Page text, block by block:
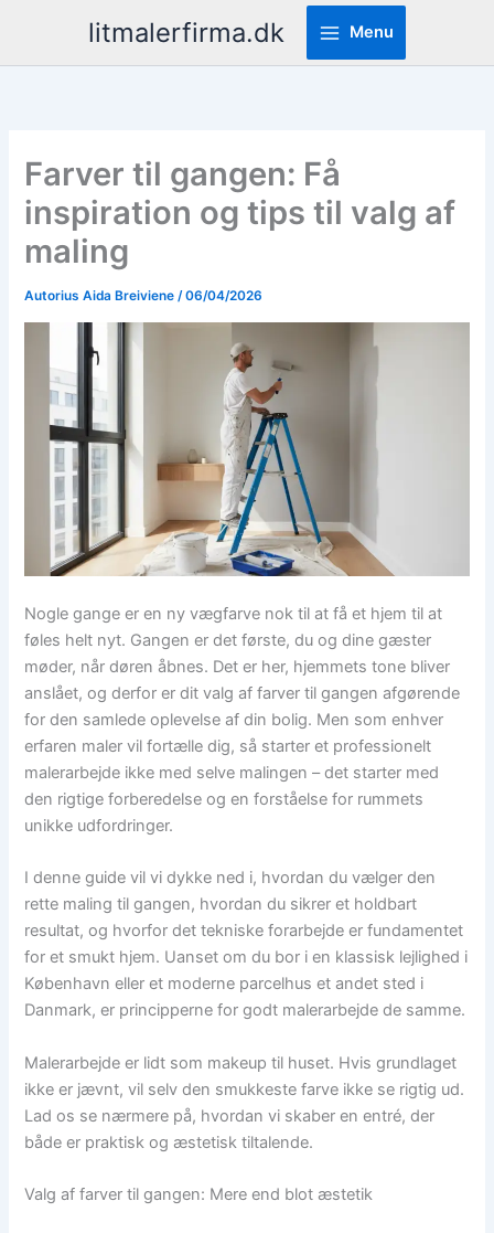
turinio
litmalerfirma.dk Menu
Farver til gangen: Få
inspiration og tips til valg af
maling
Autorius Aida Breiviene/06/04/2026
Nogle gange er en ny vægfarve nok til at få et hjem til at
føles helt nyt. Gangen er det første, du og dine gæster
møder, når døren åbnes. Det er her, hjemmets tone bliver
anslået, og derfor er dit valg af farver til gangen afgørende
for den samlede oplevelse af din bolig. Men som enhver
erfaren maler vil fortælle dig, så starter et professionelt
malerarbejde ikke med selve malingen – det starter med
den rigtige forberedelse og en forståelse for rummets
unikke udfordringer.
I denne guide vil vi dykke ned i, hvordan du vælger den
rette maling til gangen, hvordan du sikrer et holdbart
resultat, og hvorfor det tekniske forarbejde er fundamentet
for et smukt hjem. Uanset om du bor i en klassisk lejlighed i
København eller et moderne parcelhus et andet sted i
Danmark, er principperne for godt malerarbejde de samme.
Malerarbejde er lidt som makeup til huset. Hvis grundlaget
ikke er jævnt, vil selv den smukkeste farve ikke se rigtig ud.
Lad os se nærmere på, hvordan vi skaber en entré, der
både er praktisk og æstetisk tiltalende.
Valg af farver til gangen: Mere end blot æstetik